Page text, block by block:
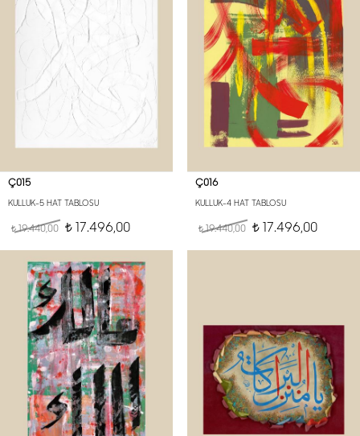
Ç015
KULLUK-5 HAT TABLOSU
t19.440,00 t 17.496,00
Ç016
KULLUK-4 HAT TABLOSU
t19.440,00 t17.496,00